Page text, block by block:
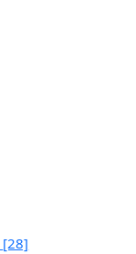
[28]